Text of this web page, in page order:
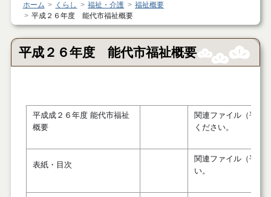
ホーム
くらし 福祉・介護
福祉概要
平成２６年度 能代市福祉概要
平成２６年度 能代市福祉概要
平成成２６年度 能代市福祉
概要
関連ファイル（平成
ください。
表紙・目次
関連ファイル（平成
い。